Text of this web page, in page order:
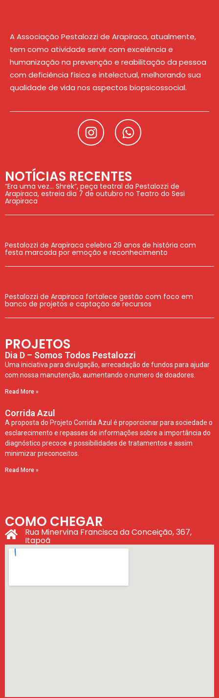
A Associação Pestalozzi de Arapiraca, atualmente,
tem como atividade servir com excelência e
humanização na prevenção e reabilitação da pessoa
com deficiência física e intelectual, melhorando sua
qualidade de vida nos aspectos biopsicossocial.
NOTÍCIAS RECENTES
“Era uma vez… Shrek”, peça teatral da Pestalozzi de
Arapiraca, estreia dia 7 de outubro no Teatro do Sesi
Arapiraca
Pestalozzi de Arapiraca celebra 29 anos de história com
festa marcada por emoção e reconhecimento
Pestalozzi de Arapiraca fortalece gestão com foco em
banco de projetos e captação de recursos
PROJETOS
Dia D – Somos Todos Pestalozzi
Uma iniciativa para divulgação, arrecadação de fundos para ajudar
com nossa manutenção, aumentando o numero de doadores.
Read More »
Corrida Azul
A proposta do Projeto Corrida Azul é proporcionar para sociedade o
esclarecimento e repasses de informações sobre a importância do
diagnóstico precoce e possibilidades de tratamentos e assim
minimizar preconceitos.
Read More »
COMO CHEGAR
Rua Minervina Francisca da Conceição, 367,
Itapoã